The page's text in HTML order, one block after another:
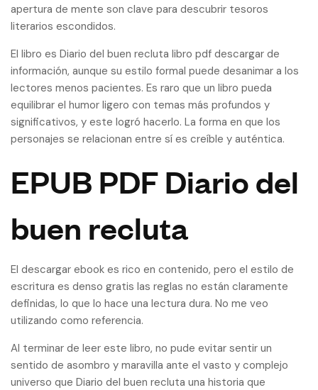
apertura de mente son clave para descubrir tesoros
literarios escondidos.
El libro es Diario del buen recluta libro pdf descargar de
información, aunque su estilo formal puede desanimar a los
lectores menos pacientes. Es raro que un libro pueda
equilibrar el humor ligero con temas más profundos y
significativos, y este logró hacerlo. La forma en que los
personajes se relacionan entre sí es creíble y auténtica.
EPUB PDF Diario del
buen recluta
El descargar ebook es rico en contenido, pero el estilo de
escritura es denso gratis las reglas no están claramente
definidas, lo que lo hace una lectura dura. No me veo
utilizando como referencia.
Al terminar de leer este libro, no pude evitar sentir un
sentido de asombro y maravilla ante el vasto y complejo
universo que Diario del buen recluta una historia que